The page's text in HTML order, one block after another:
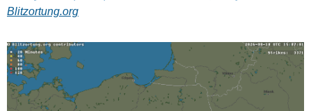
Blitzortung.org